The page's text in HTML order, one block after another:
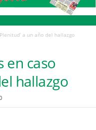
a un año del hallazgo
en caso
hallazgo